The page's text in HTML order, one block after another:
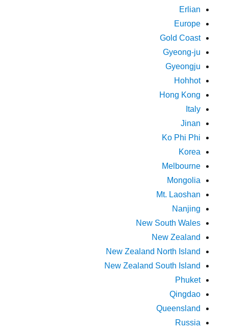
Erlian
Europe
Gold Coast
Gyeong-ju
Gyeongju
Hohhot
Hong Kong
Italy
Jinan
Ko Phi Phi
Korea
Melbourne
Mongolia
Mt. Laoshan
Nanjing
New South Wales
New Zealand
New Zealand North Island
New Zealand South Island
Phuket
Qingdao
Queensland
Russia